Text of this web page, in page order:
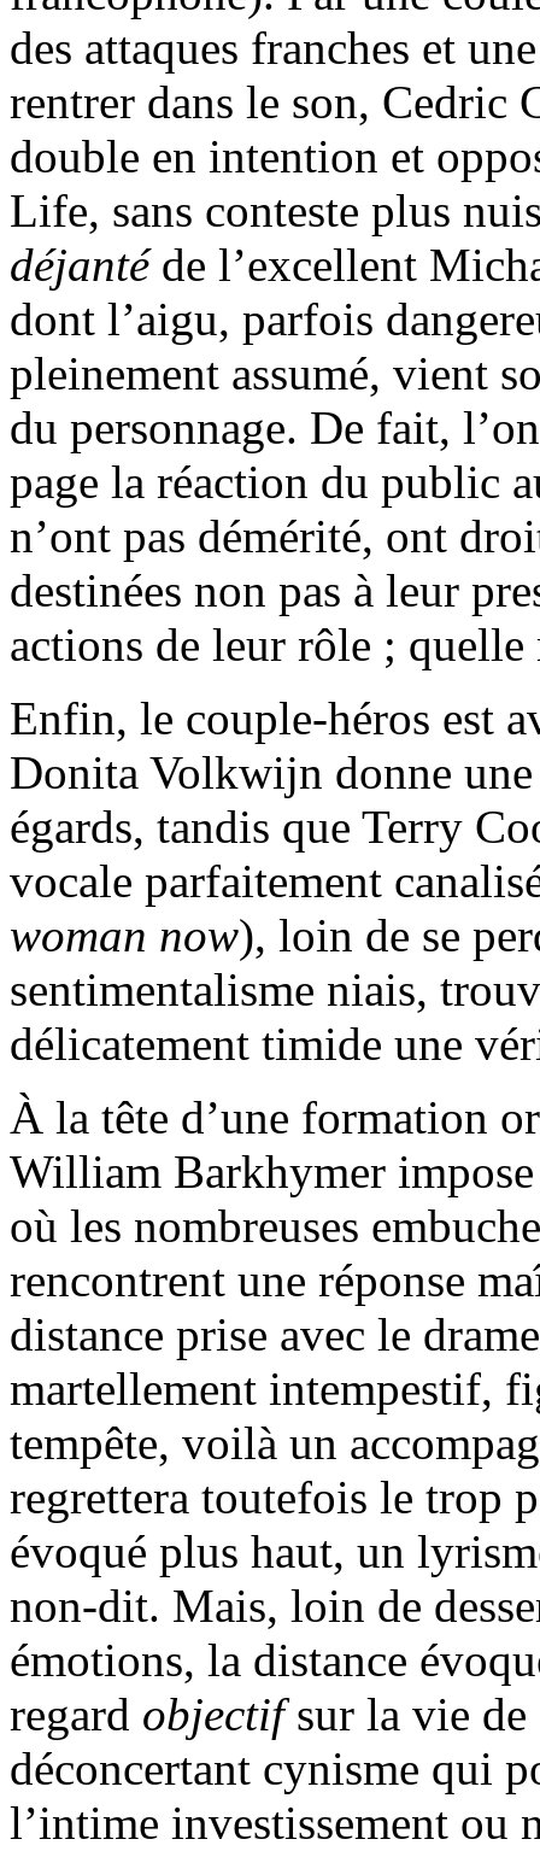
des attaques franches et
rentrer dans le son, Cedric
double en intention et
Life, sans conteste plus
déjantéde l’excellent
dont l’aigu, parfois
pleinement assumé, vient
du personnage. De fait,
page la réaction du public
n’ont pas démérité, ont
destinées non pas à leur
actions de leur rôle ; quelle
Enfin, le couple-héros est
Donita Volkwijn donne une
égards, tandis que Terry
vocale parfaitement
woman now), loin de se
sentimentalisme niais,
délicatement timide une
À la tête d’une formation
William Barkhymer impose
où les nombreuses
rencontrent une réponse
distance prise avec le
martellement intempestif,
tempête, voilà un
regrettera toutefois le trop
évoqué plus haut, un
non-dit. Mais, loin de
émotions, la distance
regard objectifsur la vie de
déconcertant cynisme qui
l’intime investissement ou